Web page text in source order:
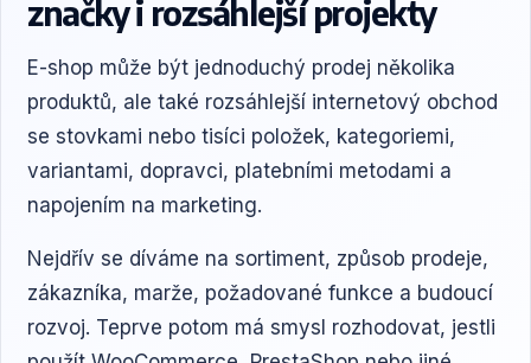
značky i rozsáhlejší projekty
E-shop může být jednoduchý prodej několika
produktů, ale také rozsáhlejší internetový obchod
se stovkami nebo tisíci položek, kategoriemi,
variantami, dopravci, platebními metodami a
napojením na marketing.
Nejdřív se díváme na sortiment, způsob prodeje,
zákazníka, marže, požadované funkce a budoucí
rozvoj. Teprve potom má smysl rozhodovat, jestli